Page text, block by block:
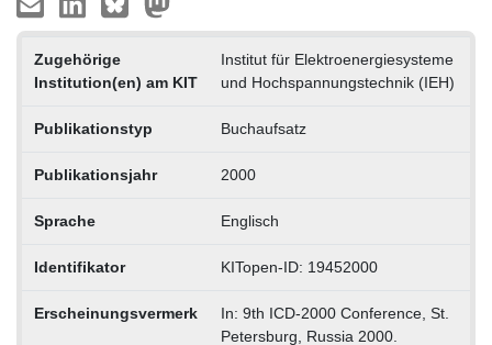
Zugehörige
Institution(en) am KIT
Institut für Elektroenergiesysteme
und Hochspannungstechnik (IEH)
Publikationstyp Buchaufsatz
Publikationsjahr 2000
Sprache Englisch
Identifikator KITopen-ID: 19452000
Erscheinungsvermerk
In: 9th ICD-2000 Conference, St.
Petersburg, Russia 2000.